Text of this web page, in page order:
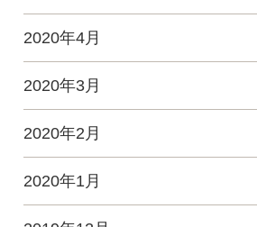
2020年4月
2020年3月
2020年2月
2020年1月